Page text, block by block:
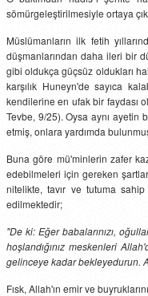
sömürgeleştirilmesiyle ortaya
Müslümanların ilk fetih
düşmanlarından daha ileri bir
gibi oldukça güçsüz oldukları
karşılık Huneyn'de sayıca
kendilerine en ufak bir faydası
Tevbe, 9/25). Oysa aynı
etmiş, onlara yardımda
Buna göre mü'minlerin zafer
edebilmeleri için gereken
nitelikte, tavır ve tutuma
edilmektedir;
"De ki: Eğer babalarınızı,
hoşlandığınız meskenleri
gelinceye kadar bekleyedurun.
Fısk, Allah'ın emir ve